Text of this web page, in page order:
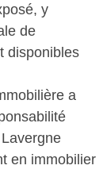
y
de
disponibles
a
en immobilier